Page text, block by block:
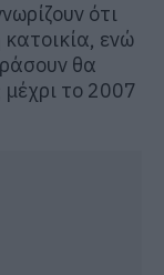
ότι
κατοικία, ενώ
θα
το 2007